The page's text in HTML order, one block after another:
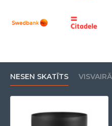
NESEN SKATĪTS